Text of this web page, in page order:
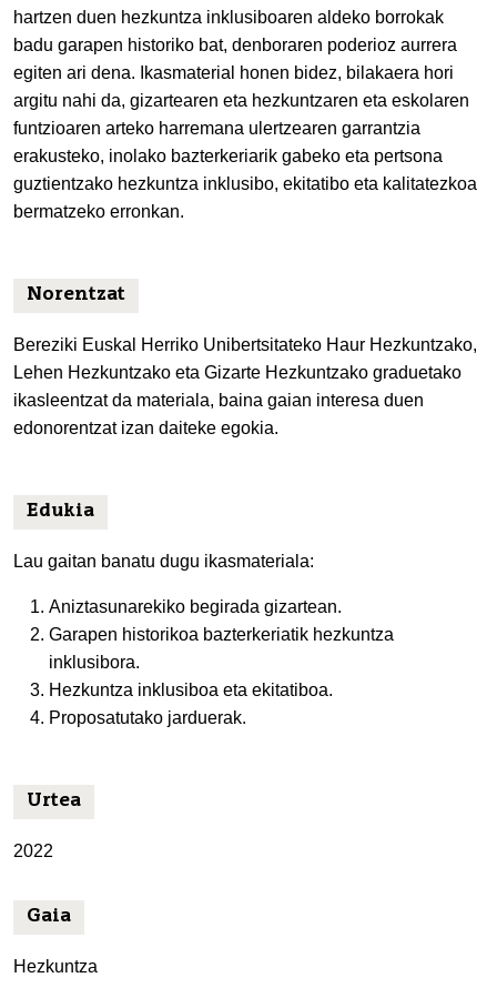
hartzen duen hezkuntza inklusiboaren aldeko borrokak
badu garapen historiko bat, denboraren poderioz aurrera
egiten ari dena. Ikasmaterial honen bidez, bilakaera hori
argitu nahi da, gizartearen eta hezkuntzaren eta eskolaren
funtzioaren arteko harremana ulertzearen garrantzia
erakusteko, inolako bazterkeriarik gabeko eta pertsona
guztientzako hezkuntza inklusibo, ekitatibo eta kalitatezkoa
bermatzeko erronkan.
Norentzat
Bereziki Euskal Herriko Unibertsitateko Haur Hezkuntzako,
Lehen Hezkuntzako eta Gizarte Hezkuntzako graduetako
ikasleentzat da materiala, baina gaian interesa duen
edonorentzat izan daiteke egokia.
Edukia
Lau gaitan banatu dugu ikasmateriala:
Aniztasunarekiko begirada gizartean.
Garapen historikoa bazterkeriatik hezkuntza
inklusibora.
Hezkuntza inklusiboa eta ekitatiboa.
Proposatutako jarduerak.
Urtea
2022
Gaia
Hezkuntza